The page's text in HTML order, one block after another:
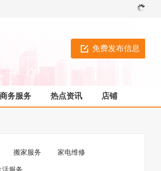
免费发布信息
商务服务 热点资讯 店铺
搬家服务 家电维修